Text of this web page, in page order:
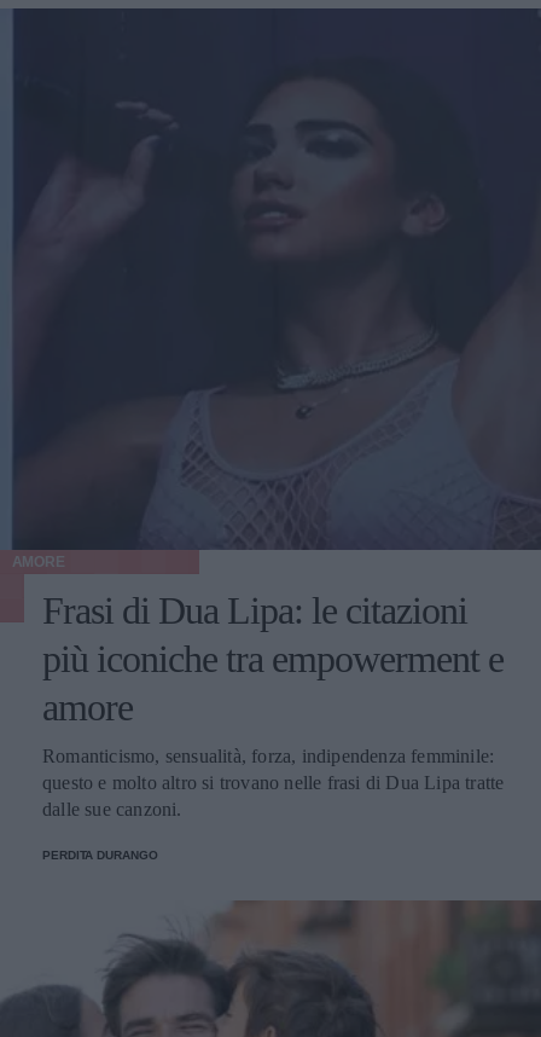
AMORE
Frasi di Dua Lipa: le citazioni
più iconiche tra empowerment e
amore
Romanticismo, sensualità, forza, indipendenza femminile:
questo e molto altro si trovano nelle frasi di Dua Lipa tratte
dalle sue canzoni.
PERDITA DURANGO